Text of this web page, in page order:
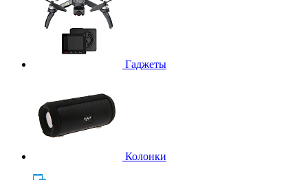
Гаджеты
Колонки